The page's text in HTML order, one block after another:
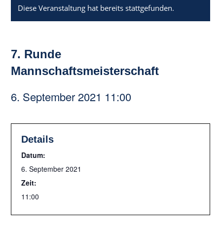
Diese Veranstaltung hat bereits stattgefunden.
7. Runde
Mannschaftsmeisterschaft
6. September 2021 11:00
Details
Datum:
6. September 2021
Zeit:
11:00